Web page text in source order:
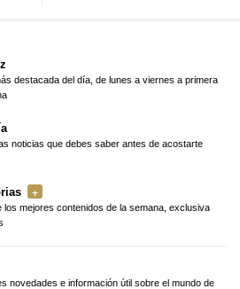
destacada del día, de lunes a viernes a primera
noticias que debes saber antes de acostarte
los mejores contenidos de la semana, exclusiva
novedades e información útil sobre el mundo de